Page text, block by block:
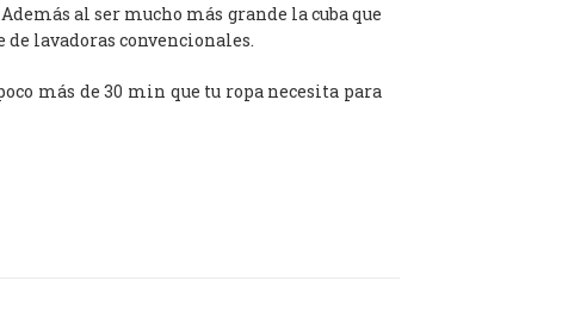
al ser mucho más grande la cuba que
de lavadoras convencionales.
más de 30 min que tu ropa necesita para